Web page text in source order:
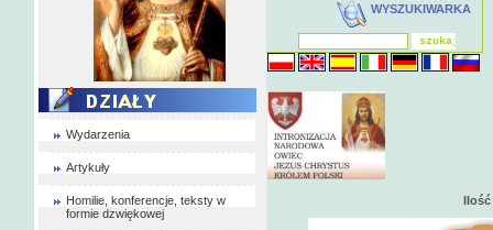
Wydarzenia
Artykuły
Homilie, konferencje, teksty w
formie dzwiękowej
WYSZUKIWARKA
Ilość